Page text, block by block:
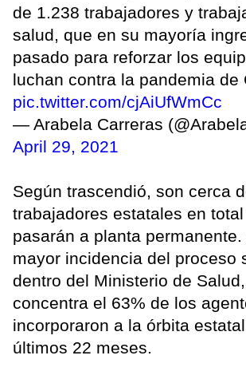
de 1.238 trabajadores y
salud, que en su mayoría
pasado para reforzar los
luchan contra la pandemia de
pic.twitter.com/cjAiUfWmCc
— Arabela Carreras
April 29, 2021
Según trascendió, son cerca
trabajadores estatales en
pasarán a planta
mayor incidencia del proceso
dentro del Ministerio de
concentra el 63% de los
incorporaron a la órbita
últimos 22 meses.